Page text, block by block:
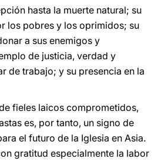
hasta la muerte natural; su
los pobres y los oprimidos; su
a sus enemigos y
de justicia, verdad y
de trabajo; y su presencia en la
fieles laicos comprometidos,
es, por tanto, un signo de
el futuro de la Iglesia en Asia.
gratitud especialmente la labor